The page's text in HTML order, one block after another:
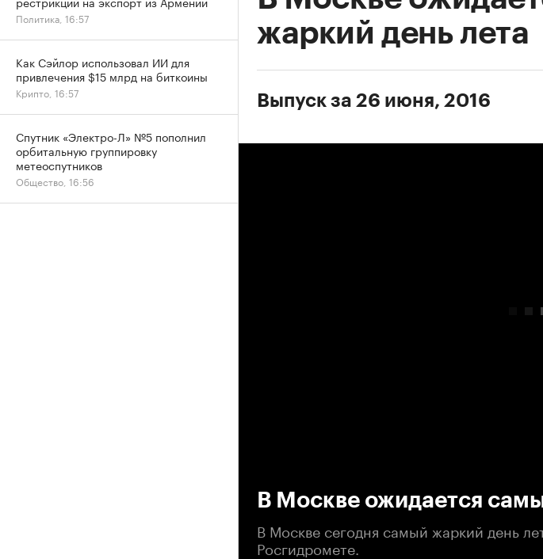
жаркий день лета
Выпуск за 26 июня, 2016
В Москве ожидается
В Москве сегодня самый жаркий день
Росгидромете.
Политика, 16:57
Как Сэйлор использовал ИИ для
привлечения $15 млрд на биткоины
Крипто, 16:57
Спутник «Электро-Л» №5 пополнил
орбитальную группировку
метеоспутников
Общество, 16:56